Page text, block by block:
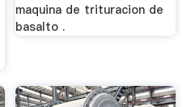
maquina de trituracion de
basalto .